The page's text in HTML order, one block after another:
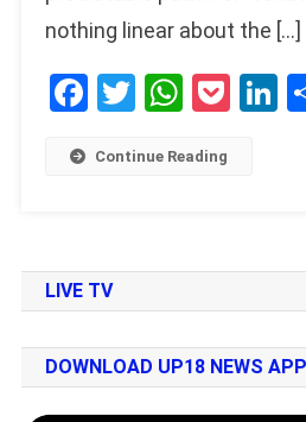
nothing linear about the […]
Facebook
Twitter
Continue Reading
LIVE TV
DOWNLOAD UP18 NEWS APP